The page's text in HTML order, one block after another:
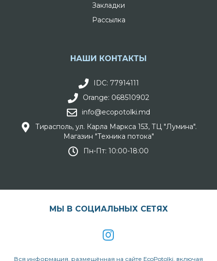
Закладки
Рассылка
НАШИ КОНТАКТЫ
IDC: 77914111
Orange: 068510902
info@ecopotolki.md
Тирасполь, ул. Карла Маркса 153, ТЦ "Лумина".
Магазин "Техника потока"
Пн-Пт: 10:00-18:00
МЫ В СОЦИАЛЬНЫХ СЕТЯХ
Вся информация, размещённая на сайте EcoPotolki, включая